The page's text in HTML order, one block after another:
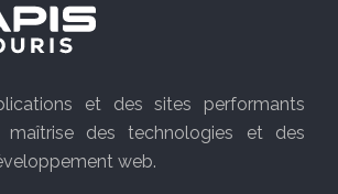
et des sites performants
maîtrise des technologies et des
web.